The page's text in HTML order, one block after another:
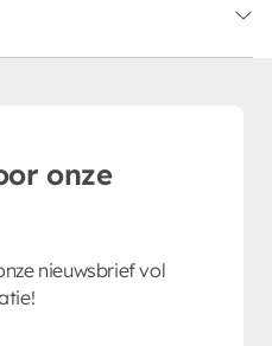
onze
nieuwsbrief vol